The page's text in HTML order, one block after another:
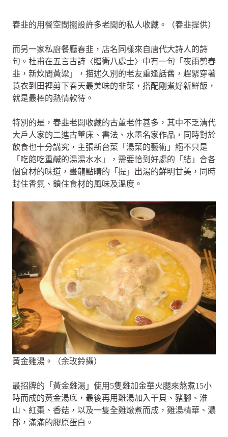
春韭的用餐空間擺設許多老闆的私人收藏。（春韭提供）
而另一家私廚餐廳春韭，店名同樣來自唐代大詩人的詩
句。杜甫在五言古詩〈贈衛八處士〉中有一句「夜雨剪春
韭，新炊間黃粱」，描述久別的老友重逢話舊，趕緊穿著
蓑衣到田裡剪下春天最美味的韭菜，搭配剛煮好新鮮飯，
就是最棒的熱情款待。
特別的是，春韭老闆收藏的古董老件甚多，其中不乏清代
大戶人家的二進古董床、書法、水墨名家作品，同時對於
飲食也十分講究，主張新台菜「湯菜的藝術」絕不只是
「吃飽吃重鹹的湯湯水水」，需要恰到好處的「結」合各
個食材的味道，畫龍點睛的「提」出湯的鮮明甘美，同時
封住香氣、鎖住食材的風味及溫度。
黃金雞湯。（余玫鈴攝）
最招牌的「黃金雞湯」使用5隻雞加金華火腿來熬煮15小
時而成的黃金湯底，最後再用雞湯加入干貝、豬腳、淮
山、紅棗、香菇，以及一隻全雞燉煮而成，雞湯精華、濃
郁，滿滿的膠原蛋白。